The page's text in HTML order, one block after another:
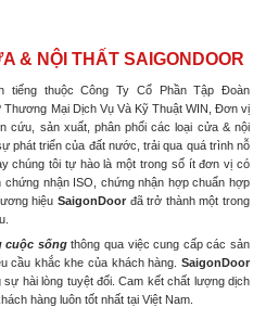
& NỘI THẤT SAIGONDOOR
tiếng thuộc Công Ty Cổ Phần Tập Đoàn
Thương Mại Dịch Vụ Và Kỹ Thuật WIN, Đơn vị
cứu, sản xuất, phân phối các loại cửa & nội
phát triển của đất nước, trải qua quá trình nỗ
chúng tôi tự hào là một trong số ít đơn vị có
nhận ISO, chứng nhận hợp chuẩn hợp
hiệu SaigonDoor đã trở thành một trong
cuộc sốngthông qua việc cung cấp các sản
cầu khắc khe của khách hàng. SaigonDoor
hài lòng tuyệt đối. Cam kết chất lượng dịch
hàng luôn tốt nhất tại Việt Nam.